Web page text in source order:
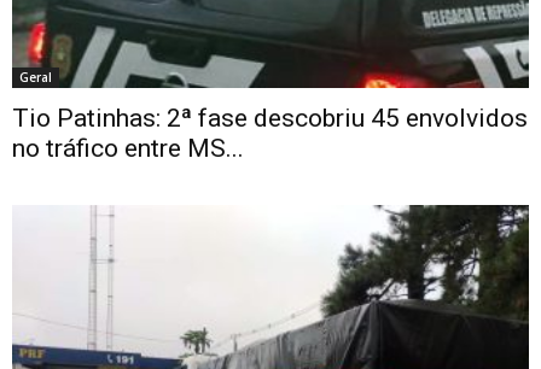
Geral
Tio Patinhas: 2ª fase descobriu 45 envolvidos
no tráfico entre MS...